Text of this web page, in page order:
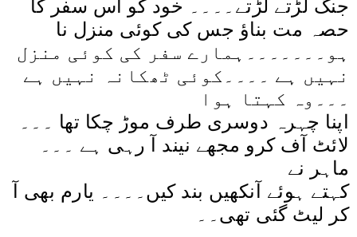
جنگ لڑتے لڑتے۔۔۔۔ خود کو اُس سفر کا
حصہ مت بناؤ جس کی کوئی منزل نا
ہو۔۔۔۔۔۔۔ہمارے سفر کی کوئی منزل
نہیں ہے ۔۔۔۔کوئی ٹھکانہ نہیں ہے
۔۔۔وہ کہتا ہوا
اپنا چہرہ دوسری طرف موڑ چکا تھا ۔۔۔
لائٹ آف کرو مجھے نیند آ رہی ہے ۔۔۔
ماہر نے
کہتے ہوئے آنکھیں بند کیں۔۔۔۔ یارم بھی آ
کر لیٹ گئی تھی۔۔